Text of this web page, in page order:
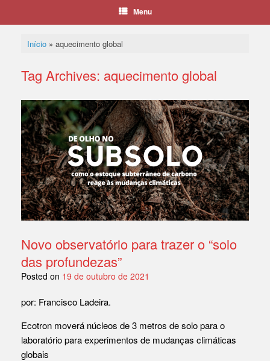
Menu
Início» aquecimento global
Tag Archives: aquecimento global
Novo observatório para trazer o “solo
das profundezas”
Posted on 19 de outubro de 2021
por: Francisco Ladeira.
Ecotron moverá núcleos de 3 metros de solo para o
laboratório para experimentos de mudanças climáticas
globais